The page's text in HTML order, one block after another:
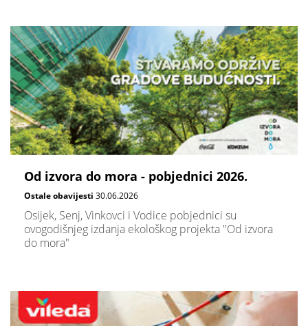
Od izvora do mora - pobjednici 2026.
Ostale obavijesti 30.06.2026
Osijek, Senj, Vinkovci i Vodice pobjednici su
ovogodišnjeg izdanja ekološkog projekta "Od izvora
do mora"